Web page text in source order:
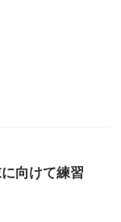
向けて練習